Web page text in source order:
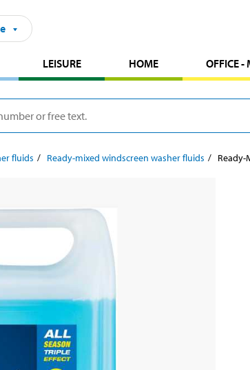
LEISURE HOME OFFICE -
fluids Ready-mixed windscreen washer fluids Ready-